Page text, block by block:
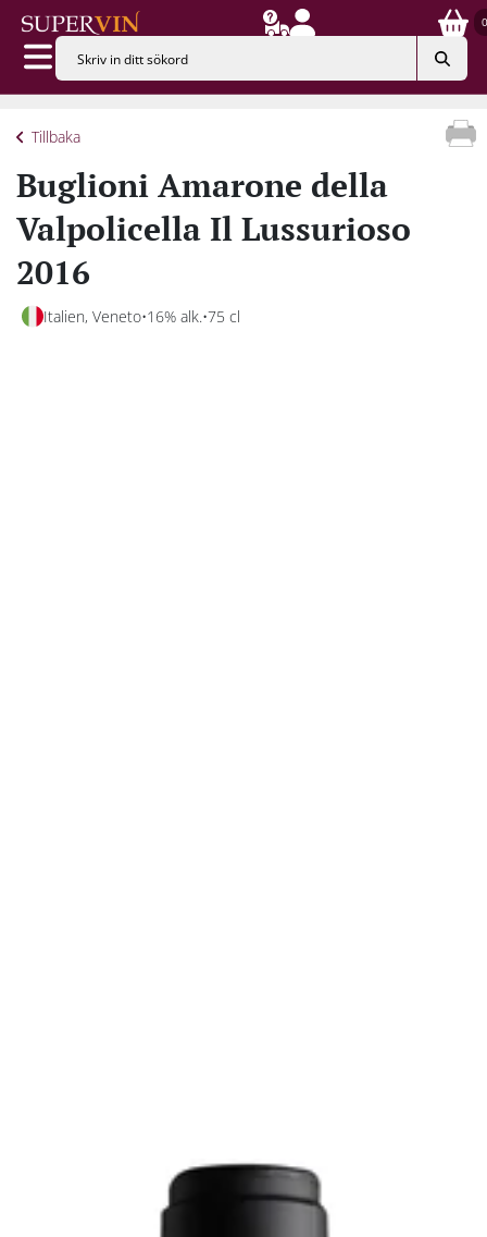
0
Tillbaka
Buglioni Amarone della
Valpolicella Il Lussurioso
2016
Italien, Veneto 16% alk. 75 cl